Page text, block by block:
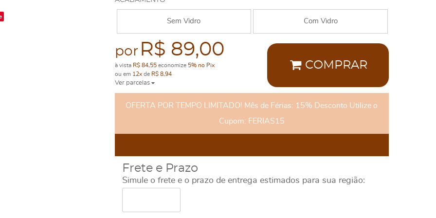
Sem Vidro Com Vidro
por R$ 89,00
à vista R$ 84,55economize 5% no Pix
ou em 12xde R$ 8,94
Ver parcelas
COMPRAR
OFERTA POR TEMPO LIMITADO! Mês de Férias: 15% Desconto Utilize o
Cupom: FERIAS15
Frete e Prazo
Simule o frete e o prazo de entrega estimados para sua região: